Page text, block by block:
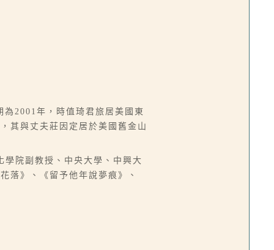
2001年，時值琦君旅居美國東
其與丈夫莊因定居於美國舊金山
院副教授、中央大學、中興大
落》、《留予他年說夢痕》、